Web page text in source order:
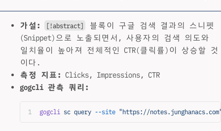
가설: [!abstract]
블록이 구글 검색 결과의 스니펫
(Snippet)으로 노출되면서, 사용자의 검색 의도와
일치율이 높아져 전체적인 CTR(클릭률)이 상승할 것
이다.
측정 지표: Clicks, Impressions, CTR
gogcli 관측 쿼리:
gogcli sc query --site "https://